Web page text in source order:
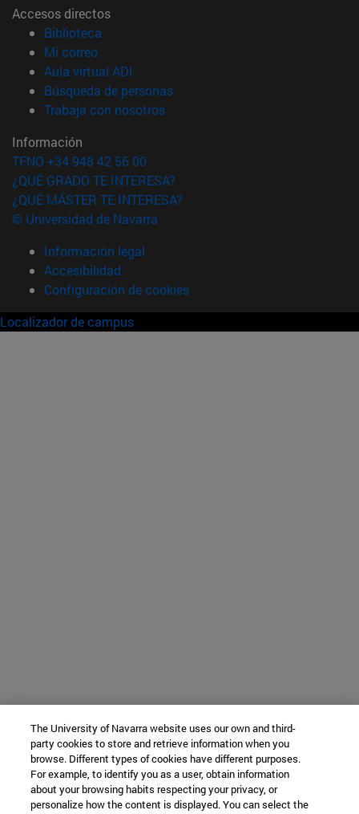
Accesos directos
Biblioteca
Mi correo(abre en nueva ventana)
Aula virtual ADI
Búsqueda de personas(abre en nueva ventana)
Trabaja con nosotros(abre en nueva ventana)
Información
TFNO +34 948 42 56 00
¿QUÉ GRADO TE INTERESA?
¿QUÉ MÁSTER TE INTERESA?
© Universidad de Navarra
Información legal
Accesibilidad
Configuración de cookies
Localizador de campus
The University of Navarra website uses our own and third-
party cookies to store and retrieve information when you
browse. Different types of cookies have different purposes.
For example, to identify you as a user, obtain information
about your browsing habits respecting your privacy, or
personalize how the content is displayed. You can select the